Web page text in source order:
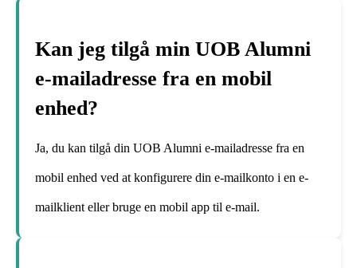
Kan jeg tilgå min UOB Alumni
e-mailadresse fra en mobil
enhed?
Ja, du kan tilgå din UOB Alumni e-mailadresse fra en
mobil enhed ved at konfigurere din e-mailkonto i en e-
mailklient eller bruge en mobil app til e-mail.